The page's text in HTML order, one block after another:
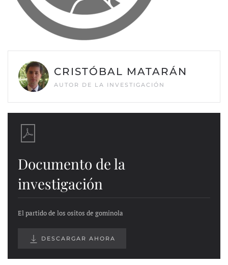
CRISTÓBAL MATARÁN
AUTOR DE LA INVESTIGACIÓN
Documento de la
investigación
El partido de los ositos de gominola
DESCARGAR AHORA